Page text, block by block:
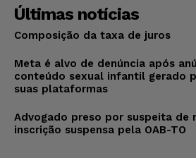
Últimas notícias
Composição da taxa de juros
Meta é alvo de denúncia após
conteúdo sexual infantil gerado
suas plataformas
Advogado preso por suspeita de
inscrição suspensa pela OAB-TO